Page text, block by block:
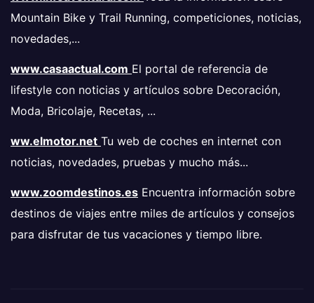
Mountain Bike y Trail Running, competiciones, noticias,
novedades,...
www.casaactual.com El portal de referencia de
lifestyle con noticias y artículos sobre Decoración,
Moda, Bricolaje, Recetas, ...
ww.elmotor.net Tu web de coches en internet con
noticias, novedades, pruebas y mucho más...
www.zoomdestinos.es Encuentra información sobre
destinos de viajes entre miles de artículos y consejos
para disfrutar de tus vacaciones y tiempo libre.